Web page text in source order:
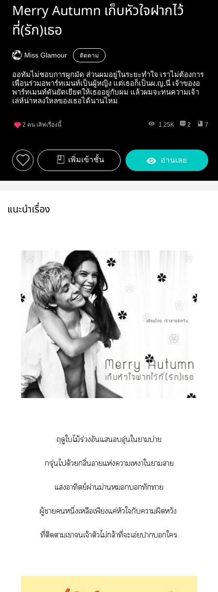
Merry Autumn เก็บหัวใจฝากไว้
ที่(รัก)เธอ
Miss Glamour ติดตาม
ออทัมไม่ชอบการผูกมัด ส่วนผมอยู่ในระยะทำใจ เราไม่ต้องการ
เพื่อนร่วมอพาร์ทเมนท์เป็นผู้หญิง แต่เธอก็เป็นผ.ญ.นี่ เจ้าของอ
พาร์ทเมนท์ดันยัดเยียดให้เธออยู่กับผม แล้วผมจะทนความเจ้า
เล่ห์น่าหลงใหลของเธอได้นานไหม
2 คน เลิฟเรื่องนี้ 1.25K 2 7
เพิ่มเข้าชั้น อ่านเลย
แนะนำเรื่อง
ฤดูใไม้ร่วงอันแอุ่นใาบ่าย
กรุ่นได้วยกลิ่นาแห่งาเาใาา
แอาทิตย์ผ่านม่านทักา
ผู้าหนึ่งเหลือเพียงแค่หัวใกับาผิดหวัง
ที่ติดาเาเจ้าตัวไม่กล้าที่ะเอ่ยาใ